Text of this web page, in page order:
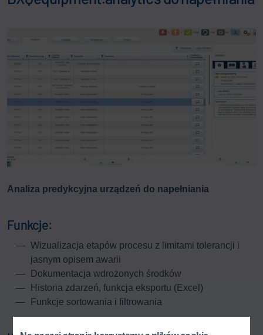
Analiza predykcyjna urządzeń do napełniania
Funkcje:
Wizualizacja etapów procesu z limitami tolerancji i
jasnym opisem awarii
Dokumentacja wdrożonych środków
Historia zdarzeń, funkcja eksportu (Excel)
Funkcje sortowania i filtrowania